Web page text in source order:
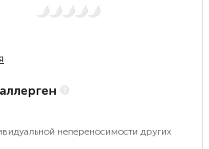
Нет остроты
непереносимости других